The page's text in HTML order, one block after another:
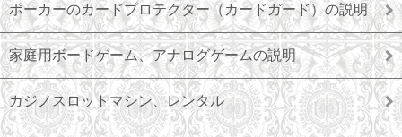
ポーカーのカードプロテクター（カードガード）の説明
家庭用ボードゲーム、アナログゲームの説明
カジノスロットマシン、レンタル